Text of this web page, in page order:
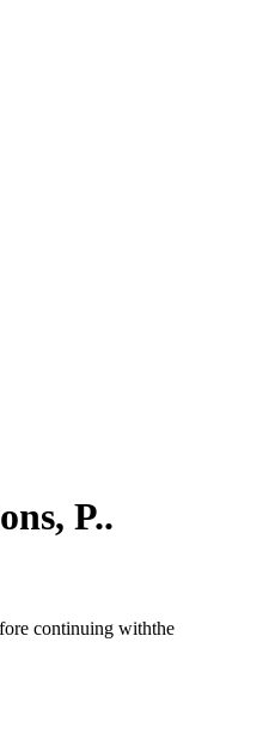
P..
continuing withthe